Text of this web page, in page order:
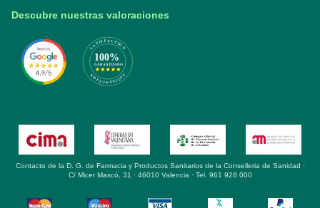
Descubre nuestras valoraciones
Contacto de la D. G. de Farmacia y Productos Sanitarios de la Conselleria de Sanidad ·
C/ Micer Mascó, 31 · 46010 Valencia · Tel. 961 928 000